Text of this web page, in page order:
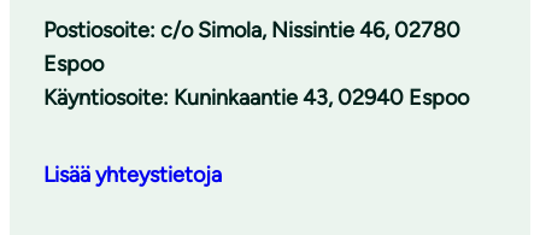
Postiosoite: c/o Simola, Nissintie 46, 02780
Espoo
Käyntiosoite: Kuninkaantie 43, 02940 Espoo
Lisää yhteystietoja